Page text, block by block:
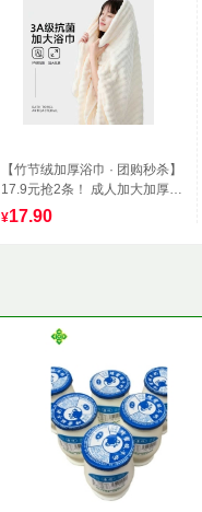
【竹节绒加厚浴巾 · 团购秒杀】
17.9元抢2条！ 成人加大加厚，
吸水快、超柔软！
¥17.90